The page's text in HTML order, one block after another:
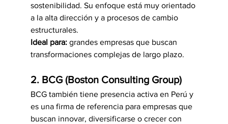
sostenibilidad. Su enfoque está muy orientado
a la alta dirección y a procesos de cambio
estructurales.
Ideal para: grandes empresas que buscan
transformaciones complejas de largo plazo.
2. BCG (Boston Consulting Group)
BCG también tiene presencia activa en Perú y
es una firma de referencia para empresas que
buscan innovar, diversificarse o crecer con